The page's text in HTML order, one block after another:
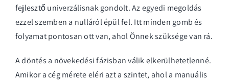
fejlesztő univerzálisnak gondolt. Az egyedi megoldás
ezzel szemben a nulláról épül fel. Itt minden gomb és
folyamat pontosan ott van, ahol Önnek szüksége van rá.
A döntés a növekedési fázisban válik elkerülhetetlenné.
Amikor a cég mérete eléri azt a szintet, ahol a manuális